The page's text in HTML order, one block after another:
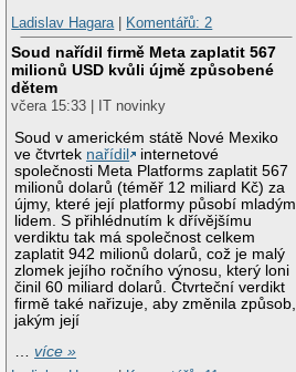
Ladislav Hagara| Komentářů: 2
Soud nařídil firmě Meta zaplatit 567
milionů USD kvůli újmě způsobené
dětem
včera 15:33 | IT novinky
Soud v americkém státě Nové Mexiko
ve čtvrtek nařídil
internetové
společnosti Meta Platforms zaplatit 567
milionů dolarů (téměř 12 miliard Kč) za
újmy, které její platformy působí mladým
lidem. S přihlédnutím k dřívějšímu
verdiktu tak má společnost celkem
zaplatit 942 milionů dolarů, což je malý
zlomek jejího ročního výnosu, který loni
činil 60 miliard dolarů. Čtvrteční verdikt
firmě také nařizuje, aby změnila způsob,
jakým její
…více »